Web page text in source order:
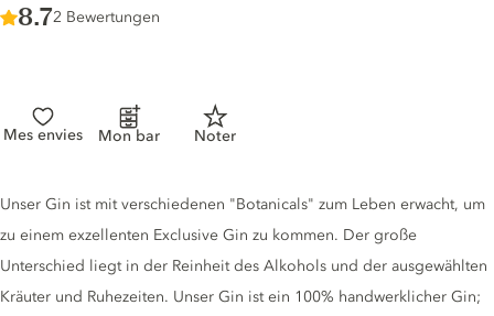
Score :
8.7/ 10
2 Bewertungen
Mes envies Mon bar Noter
Gin description
Unser Gin ist mit verschiedenen "Botanicals" zum Leben erwacht, um
zu einem exzellenten Exclusive Gin zu kommen. Der große
Unterschied liegt in der Reinheit des Alkohols und der ausgewählten
Kräuter und Ruhezeiten. Unser Gin ist ein 100% handwerklicher Gin;